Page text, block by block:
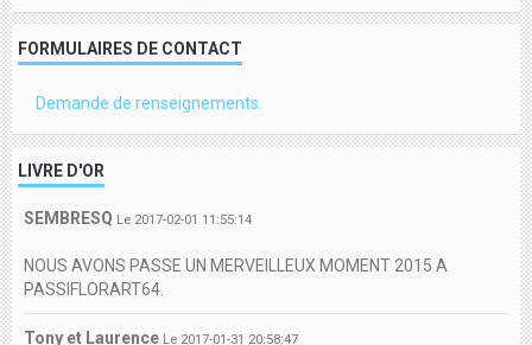
FORMULAIRES DE CONTACT
Demande de renseignements.
LIVRE D'OR
SEMBRESQ Le 2017-02-01 11:55:14
NOUS AVONS PASSE UN MERVEILLEUX MOMENT 2015 A
PASSIFLORART64.
Tony et Laurence Le 2017-01-31 20:58:47